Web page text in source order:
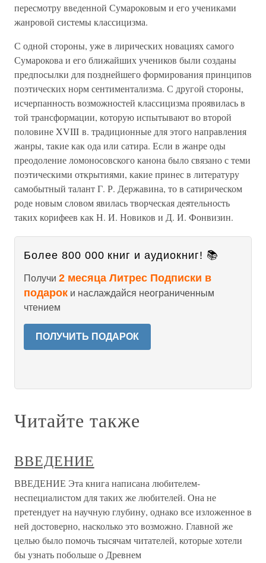
пересмотру введенной Сумароковым и его учениками
жанровой системы классицизма.
С одной стороны, уже в лирических новациях самого
Сумарокова и его ближайших учеников были созданы
предпосылки для позднейшего формирования принципов
поэтических норм сентиментализма. С другой стороны,
исчерпанность возможностей классицизма проявилась в
той трансформации, которую испытывают во второй
половине XVIII в. традиционные для этого направления
жанры, такие как ода или сатира. Если в жанре оды
преодоление ломоносовского канона было связано с теми
поэтическими открытиями, какие принес в литературу
самобытный талант Г. Р. Державина, то в сатирическом
роде новым словом явилась творческая деятельность
таких корифеев как Н. И. Новиков и Д. И. Фонвизин.
Более 800 000 книг и аудиокниг! 📚
Получи 2 месяца Литрес Подписки в
подарок и наслаждайся неограниченным
чтением
ПОЛУЧИТЬ ПОДАРОК
Читайте также
ВВЕДЕНИЕ
ВВЕДЕНИЕ Эта книга написана любителем-
неспециалистом для таких же любителей. Она не
претендует на научную глубину, однако все изложенное в
ней достоверно, насколько это возможно. Главной же
целью было помочь тысячам читателей, которые хотели
бы узнать побольше о Древнем